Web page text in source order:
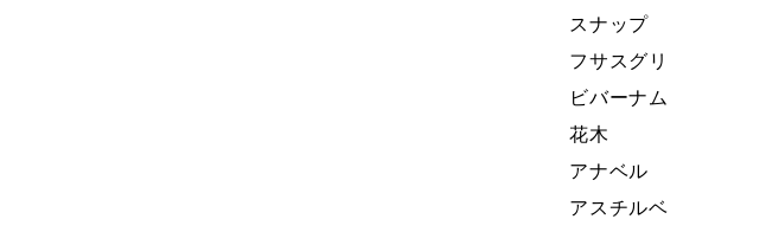
スナップ
フサスグリ
ビバーナム
花木
アナベル
アスチルベ